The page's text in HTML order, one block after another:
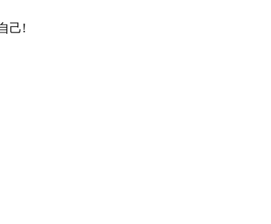
己!